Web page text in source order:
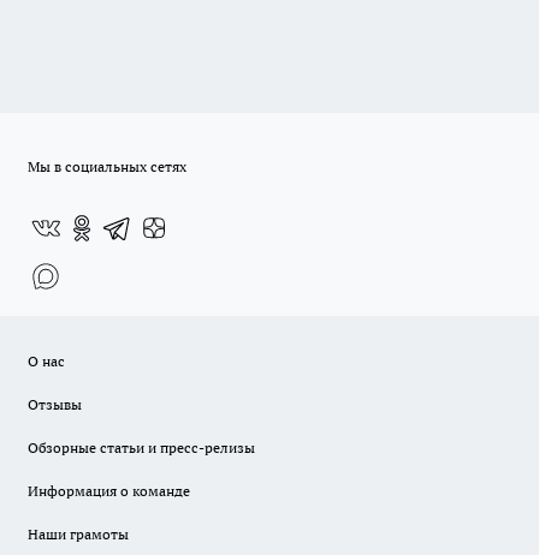
Мы в социальных сетях
О нас
Отзывы
Обзорные статьи и пресс-релизы
Информация о команде
Наши грамоты